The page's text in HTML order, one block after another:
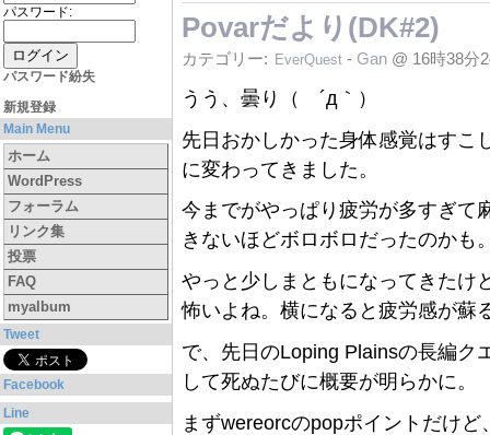
パスワード:
パスワード紛失
新規登録
Main Menu
ホーム
WordPress
フォーラム
リンク集
投票
FAQ
myalbum
Tweet
Facebook
Line
Povarだより(DK#2)
カテゴリー: EverQuest - Gan @ 16時38分
うう、曇り（ ´д｀）
先日おかしかった身体感覚はすこ
に変わってきました。
今までがやっぱり疲労が多すぎて
きないほどボロボロだったのかも
やっと少しまともになってきたけ
怖いよね。横になると疲労感が蘇
で、先日のLoping Plainsの長編ク
して死ぬたびに概要が明らかに。
まずwereorcのpopポイントだけ